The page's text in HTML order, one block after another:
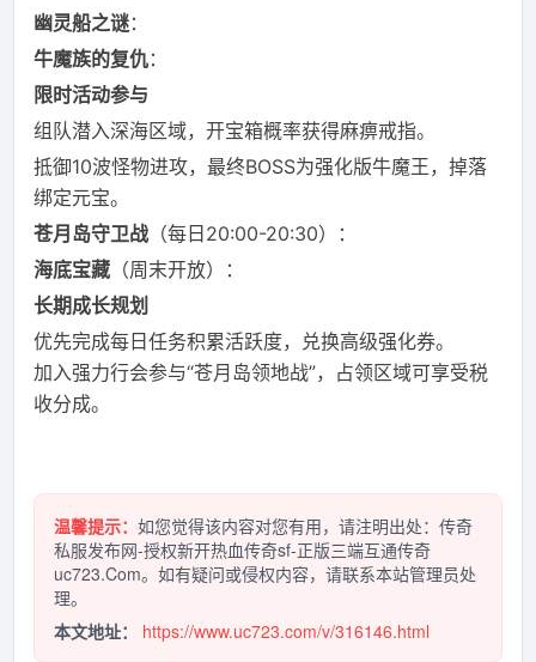
幽灵船之谜：
牛魔族的复仇：
限时活动参与
组队潜入深海区域，开宝箱概率获得麻痹戒指。
抵御10波怪物进攻，最终BOSS为强化版牛魔王，掉落
绑定元宝。
苍月岛守卫战（每日20:00-20:30）：
海底宝藏 （周末开放）：
长期成长规划
优先完成每日任务积累活跃度，兑换高级强化券。
加入强力行会参与“苍月岛领地战”，占领区域可享受税
收分成。
温馨提示： 如您觉得该内容对您有用，请注明出处：传奇
私服发布网-授权新开热血传奇sf-正版三端互通传奇
uc723.Com。如有疑问或侵权内容，请联系本站管理员处
理。
本文地址：
https://www.uc723.com/v/316146.html